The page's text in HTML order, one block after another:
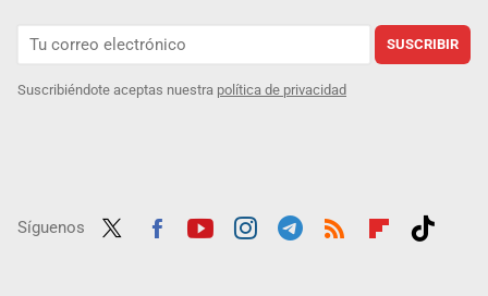
SUSCRIBIR
Suscribiéndote aceptas nuestra política de privacidad
Síguenos